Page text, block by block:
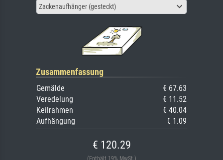
Zackenaufhänger (gesteckt)
Zusammenfassung
Gemälde
€ 67.63
Veredelung
€ 11.52
Keilrahmen
€ 40.04
Aufhängung
€ 1.09
€ 120.29
(Enthält 19% MwSt.)